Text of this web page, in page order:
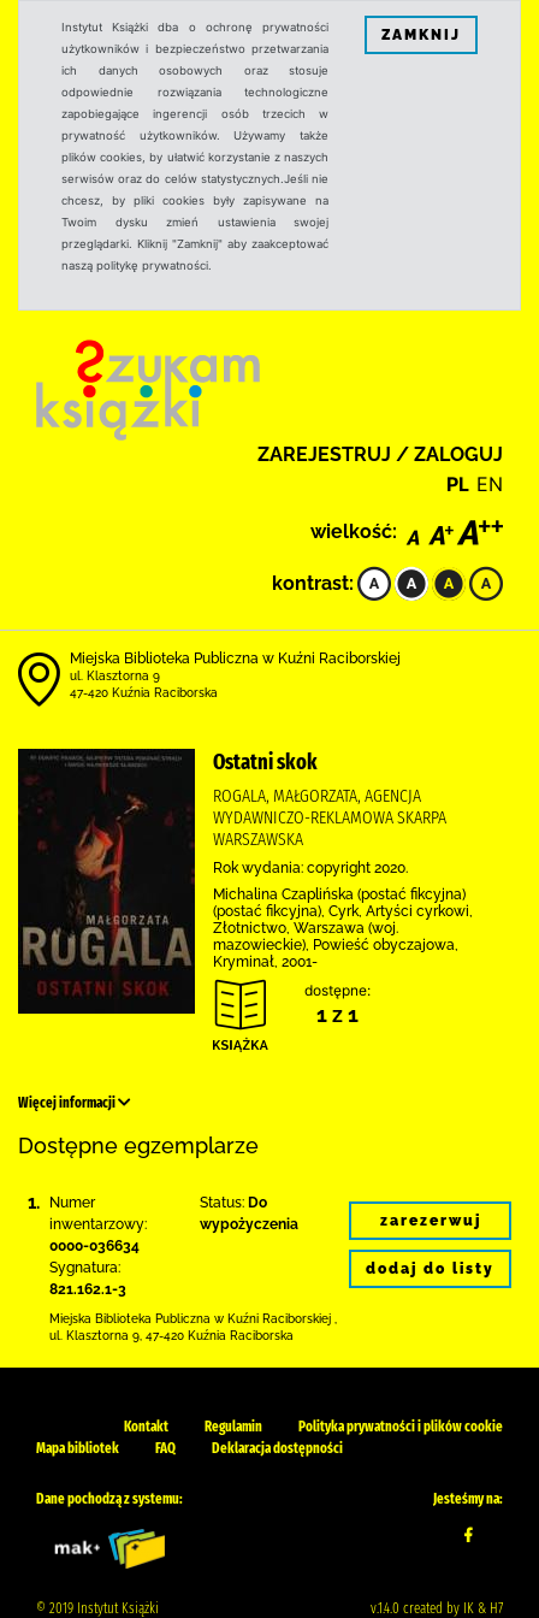
Instytut Książki dba o ochronę prywatności
użytkowników i bezpieczeństwo przetwarzania
ich danych osobowych oraz stosuje
odpowiednie rozwiązania technologiczne
zapobiegające ingerencji osób trzecich w
prywatność użytkowników. Używamy także
plików cookies, by ułatwić korzystanie z naszych
serwisów oraz do celów statystycznych.Jeśli nie
chcesz, by pliki cookies były zapisywane na
Twoim dysku zmień ustawienia swojej
przeglądarki. Kliknij "Zamknij" aby zaakceptować
naszą politykę prywatności.
ZAMKNIJ
ZAREJESTRUJ / ZALOGUJ
PL EN
wielkość:
kontrast:
Miejska Biblioteka Publiczna w Kuźni Raciborskiej
ul. Klasztorna 9
47-420 Kuźnia Raciborska
Ostatni skok
ROGALA, MAŁGORZATA, AGENCJA
WYDAWNICZO-REKLAMOWA SKARPA
WARSZAWSKA
Rok wydania: copyright 2020.
Michalina Czaplińska (postać fikcyjna)
(postać fikcyjna), Cyrk, Artyści cyrkowi,
Złotnictwo, Warszawa (woj.
mazowieckie), Powieść obyczajowa,
Kryminał, 2001-
dostępne:
1 z 1
Więcej informacji
Dostępne egzemplarze
1.
Numer
inwentarzowy:
0000-036634
Sygnatura:
821.162.1-3
Status: Do
wypożyczenia
Miejska Biblioteka Publiczna w Kuźni Raciborskiej
ul. Klasztorna 9 47-420 Kuźnia Raciborska
zarezerwuj
dodaj do listy
Kontakt Regulamin
Polityka prywatności i plików cookie
Mapa bibliotek
FAQ Deklaracja dostępności
Dane pochodzą z systemu: Jesteśmy na:
© 2019 Instytut Książki v.1.4.0 created by IK & H7